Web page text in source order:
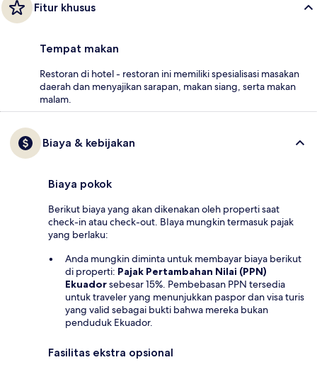
Fitur khusus
Tempat makan
Restoran di hotel - restoran ini memiliki spesialisasi masakan
daerah dan menyajikan sarapan, makan siang, serta makan
malam.
Biaya & kebijakan
Biaya pokok
Berikut biaya yang akan dikenakan oleh properti saat
check-in atau check-out. BIaya mungkin termasuk pajak
yang berlaku:
Anda mungkin diminta untuk membayar biaya berikut
di properti: Pajak Pertambahan Nilai (PPN)
Ekuadorsebesar 15%. Pembebasan PPN tersedia
untuk traveler yang menunjukkan paspor dan visa turis
yang valid sebagai bukti bahwa mereka bukan
penduduk Ekuador.
Fasilitas ekstra opsional